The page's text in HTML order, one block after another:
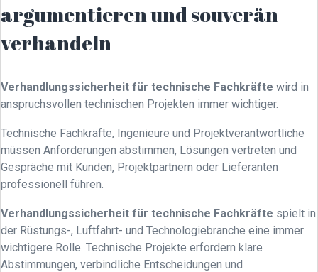
argumentieren und souverän
verhandeln
Verhandlungssicherheit für technische Fachkräfte wird in
anspruchsvollen technischen Projekten immer wichtiger.
Technische Fachkräfte, Ingenieure und Projektverantwortliche
müssen Anforderungen abstimmen, Lösungen vertreten und
Gespräche mit Kunden, Projektpartnern oder Lieferanten
professionell führen.
Verhandlungssicherheit für technische Fachkräfte spielt in
der Rüstungs-, Luftfahrt- und Technologiebranche eine immer
wichtigere Rolle. Technische Projekte erfordern klare
Abstimmungen, verbindliche Entscheidungen und